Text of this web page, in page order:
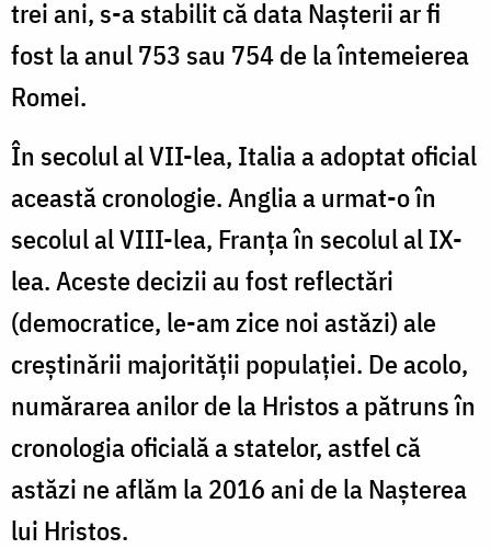
trei ani, s-a stabilit că data Nașterii ar fi
fost la anul 753 sau 754 de la întemeierea
Romei.
În secolul al VII-lea, Italia a adoptat oficial
această cronologie. Anglia a urmat-o în
secolul al VIII-lea, Franța în secolul al IX-
lea. Aceste decizii au fost reflectări
(democratice, le-am zice noi astăzi) ale
creștinării majorității populației. De acolo,
numărarea anilor de la Hristos a pătruns în
cronologia oficială a statelor, astfel că
astăzi ne aflăm la 2016 ani de la Nașterea
lui Hristos.